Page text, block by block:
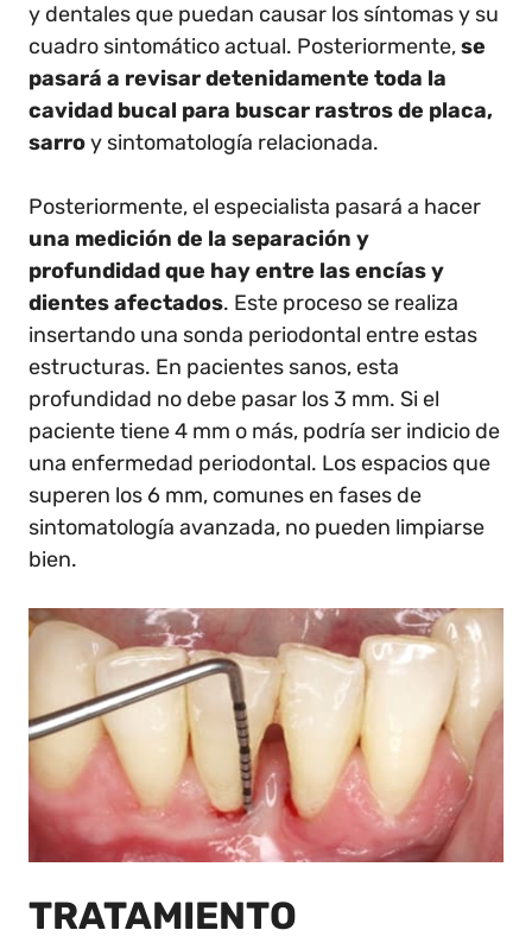
y dentales que puedan causar los síntomas y su
cuadro sintomático actual. Posteriormente,se
pasará a revisar detenidamente toda la
cavidad bucal para buscar rastros de placa,
sarroy sintomatología relacionada.
Posteriormente, el especialista pasará a hacer
una medición de la separación y
profundidad que hay entre las encías y
dientes afectados. Este proceso se realiza
insertando una sonda periodontal entre estas
estructuras. En pacientes sanos, esta
profundidad no debe pasar los 3 mm. Si el
paciente tiene 4 mm o más, podría ser indicio de
una enfermedad periodontal. Los espacios que
superen los 6 mm, comunes en fases de
sintomatología avanzada, no pueden limpiarse
bien.
TRATAMIENTO